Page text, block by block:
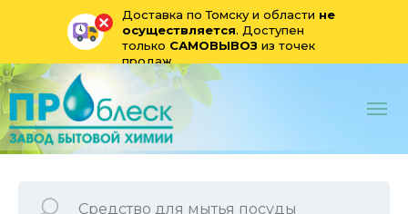
Доставка по Томску и области не
осуществляется. Доступен
только САМОВЫВОЗ из точек
продаж